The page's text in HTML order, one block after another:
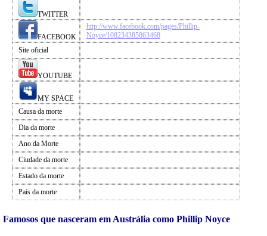
TWITTER
FACEBOOK
http://www.facebook.com/pages/Phillip-
Noyce/108234385863468
Site oficial
YOUTUBE
MY SPACE
Causa da morte
Dia da morte
Ano da Morte
Ciudade da morte
Estado da morte
Pais da morte
Famosos que nasceram em Austrália como Phillip Noyce